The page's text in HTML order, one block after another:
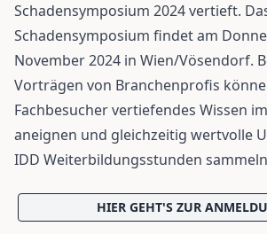
Schadensymposium 2024 vertieft.
Schadensymposium findet am
November 2024 in Wien/Vösendorf.
Vorträgen von Branchenprofis
Fachbesucher vertiefendes Wissen
aneignen und gleichzeitig wertvolle
IDD Weiterbildungsstunden
HIER GEHT'S ZUR